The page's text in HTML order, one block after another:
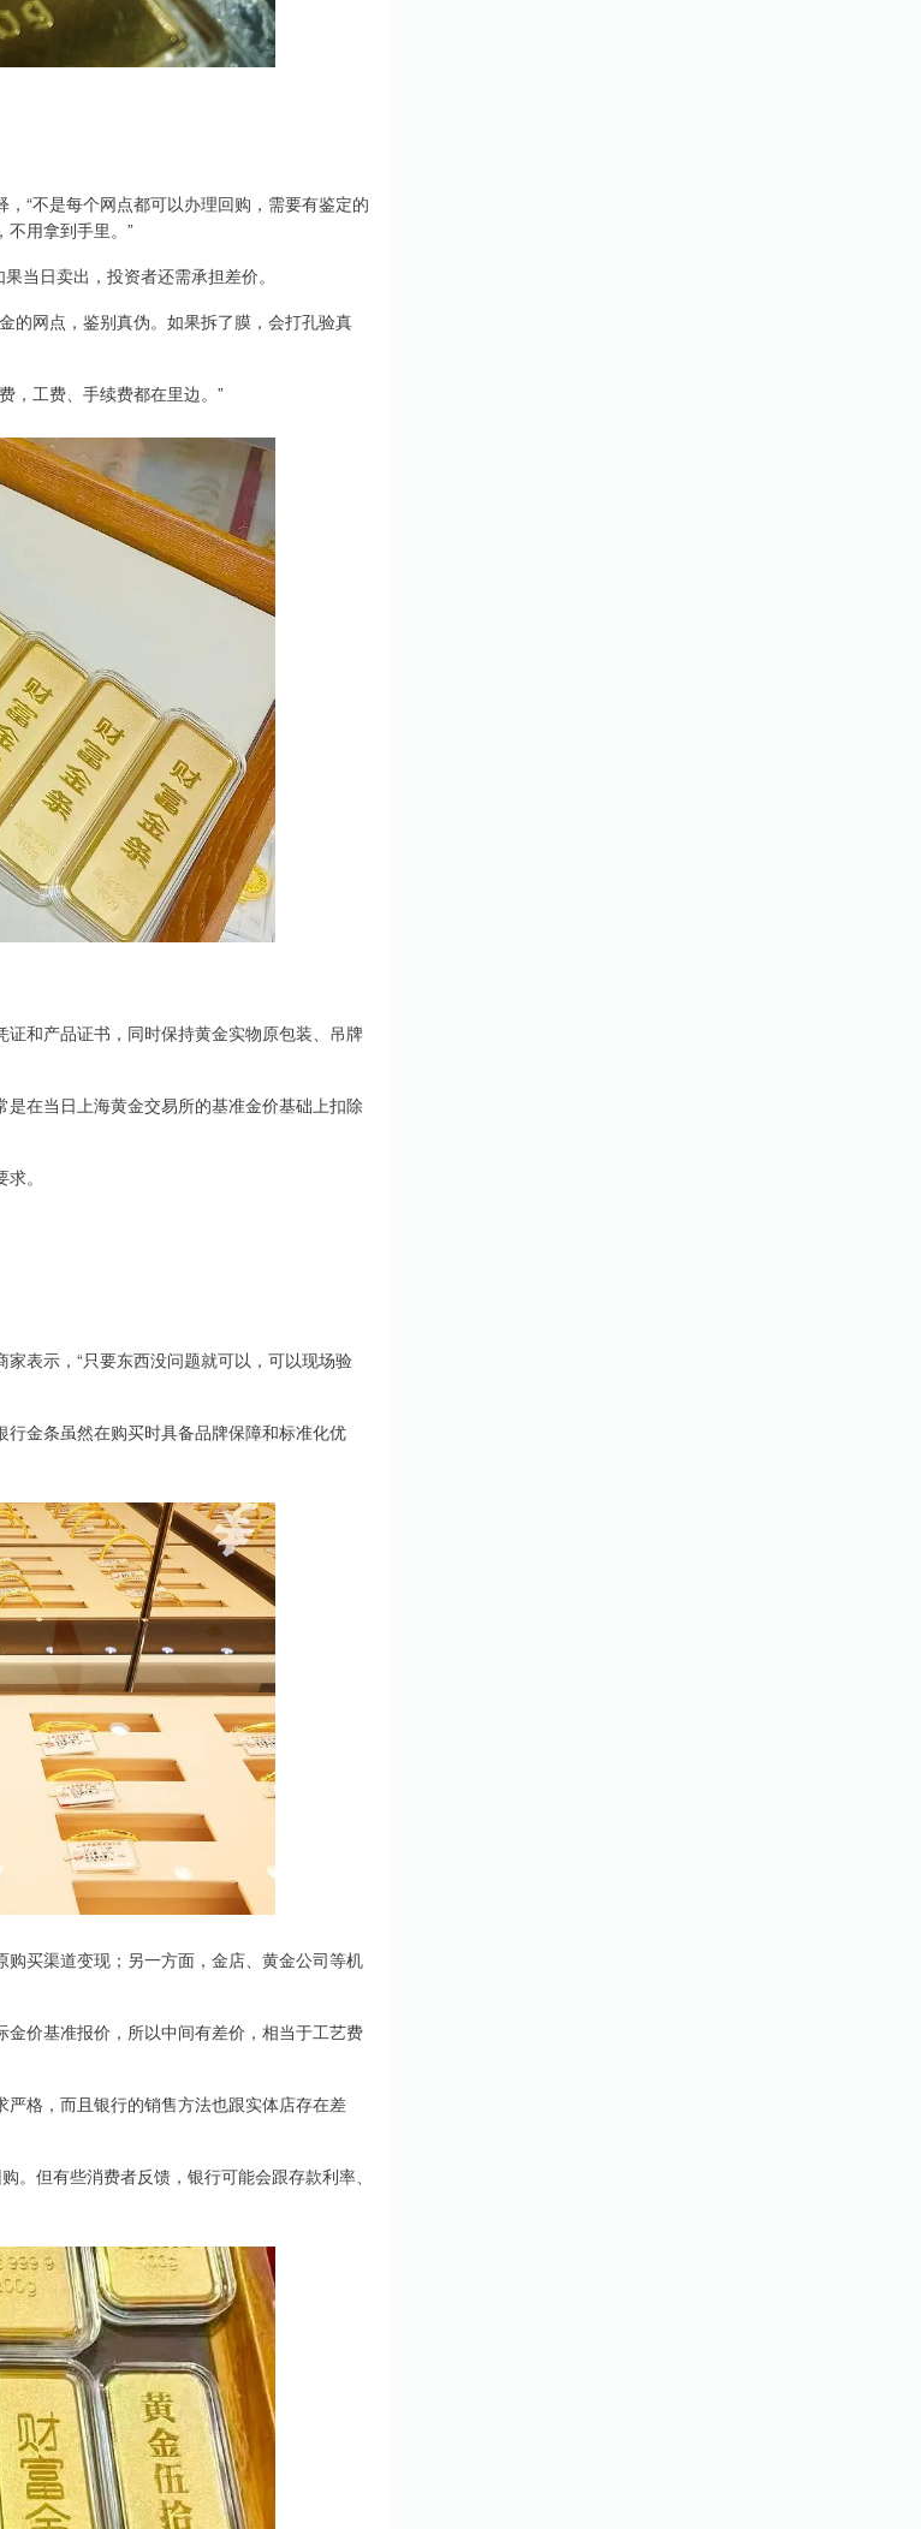
“不是每个网点都可以办理回购，需要有鉴定的
不用拿到手里。”
当日卖出，投资者还需承担差价。
的网点，鉴别真伪。如果拆了膜，会打孔验真
，工费、手续费都在里边。”
和产品证书，同时保持黄金实物原包装、吊牌
在当日上海黄金交易所的基准金价基础上扣除
。
表示，“只要东西没问题就可以，可以现场验
金条虽然在购买时具备品牌保障和标准化优
买渠道变现；另一方面，金店、黄金公司等机
价基准报价，所以中间有差价，相当于工艺费
格，而且银行的销售方法也跟实体店存在差
但有些消费者反馈，银行可能会跟存款利率、